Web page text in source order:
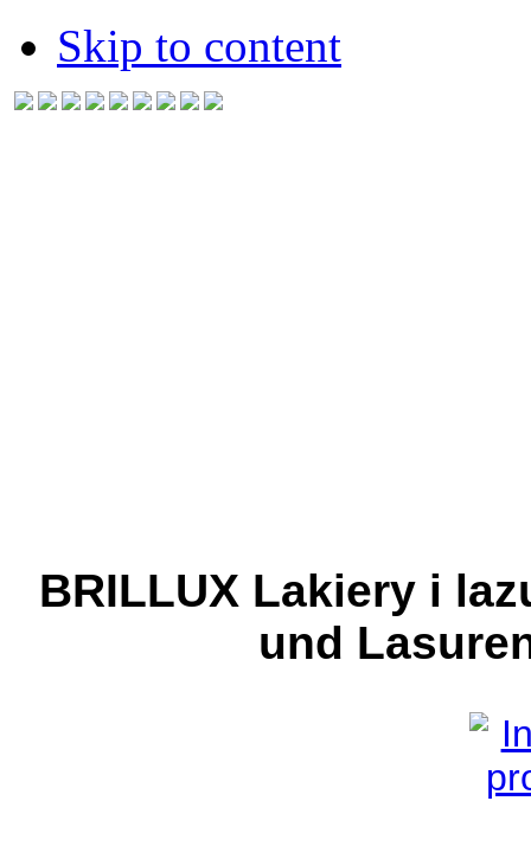
Skip to content
BRILLUX Lakiery i
und